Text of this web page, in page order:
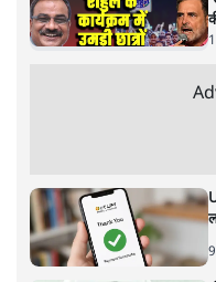
श्रवण गर्गकी और स्टोरी पढ़ें
राम मंदिर दान